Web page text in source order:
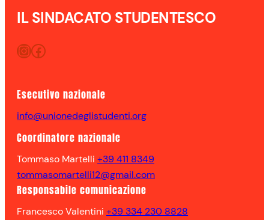
IL SINDACATO STUDENTESCO
Instagram
Facebook
Esecutivo nazionale
info@unionedeglistudenti.org
Coordinatore nazionale
Tommaso Martelli +39 411 8349
tommasomartelli12@gmail.com
Responsabile comunicazione
Francesco Valentini +39 334 230 8828